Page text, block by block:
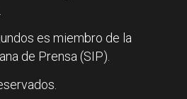
es miembro de la
de Prensa (SIP).